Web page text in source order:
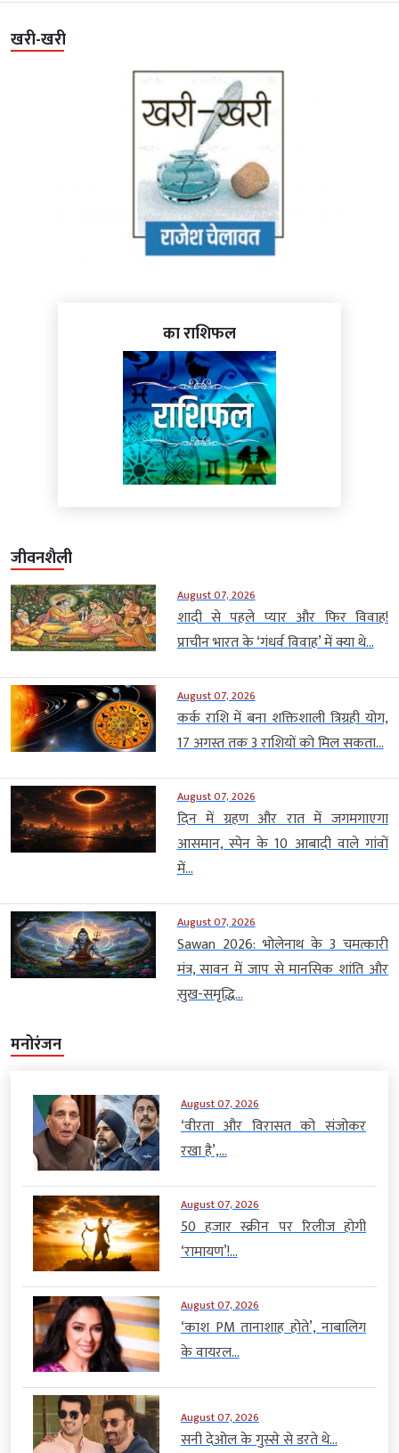
खरी-खरी
का राशिफल
जीवनशैली
August 07, 2026
शादी से पहले प्यार और फिर विवाह!
प्राचीन भारत के ‘गंधर्व विवाह’ में क्या थे...
August 07, 2026
कर्क राशि में बना शक्तिशाली त्रिग्रही योग,
17 अगस्त तक 3 राशियों को मिल सकता...
August 07, 2026
दिन में ग्रहण और रात में जगमगाएगा
आसमान, स्पेन के 10 आबादी वाले गांवों
में...
August 07, 2026
Sawan 2026: भोलेनाथ के 3 चमत्कारी
मंत्र, सावन में जाप से मानसिक शांति और
सुख-समृद्धि...
मनोरंजन
August 07, 2026
‘वीरता और विरासत को संजोकर
रखा है’,...
August 07, 2026
50 हजार स्क्रीन पर रिलीज होगी
‘रामायण’!...
August 07, 2026
‘काश PM तानाशाह होते’, नाबालिग
के वायरल...
August 07, 2026
सनी देओल के गुस्से से डरते थे...